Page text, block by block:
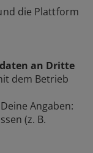
die Plattform
an Dritte
dem Betrieb
Angaben:
(z. B.